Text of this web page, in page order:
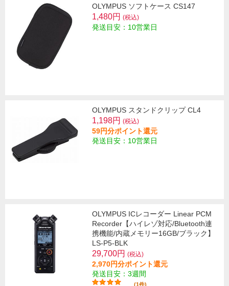
OLYMPUS ソフトケース CS147
1,480円 (税込)
発送目安：10営業日
OLYMPUS スタンドクリップ CL4
1,198円 (税込)
59円分ポイント還元
発送目安：10営業日
OLYMPUS ICレコーダー Linear PCM
Recorder【ハイレゾ対応/Bluetooth連
携機能/内蔵メモリー16GB/ブラック】
LS-P5-BLK
29,700円 (税込)
2,970円分ポイント還元
発送目安：3週間
(1件)